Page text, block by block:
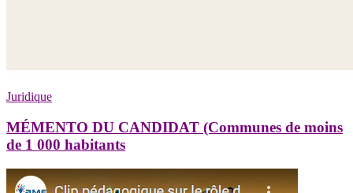
Juridique
MÉMENTO DU CANDIDAT (Communes de moins
de 1 000 habitants